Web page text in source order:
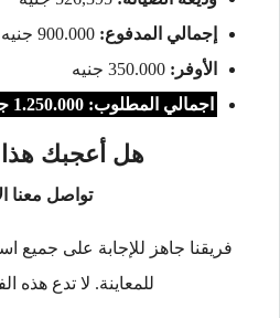
إجمالي المدفوع: 900.000 جنيه
الأوفر:
اجمالي المطلوب: 1.250.000 جنيه
هل أعجبك هذا
تواصل معنا
فريقنا جاهز للإجابة على جميع
للمعاينة. لا تدع هذه